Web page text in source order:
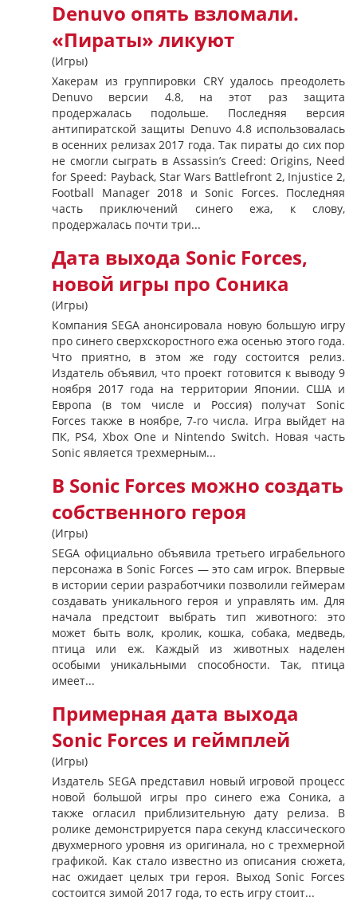
Denuvo опять взломали.
«Пираты» ликуют
(Игры)
Хакерам из группировки CRY удалось преодолеть
Denuvo версии 4.8, на этот раз защита
продержалась подольше. Последняя версия
антипиратской защиты Denuvo 4.8 использовалась
в осенних релизах 2017 года. Так пираты до сих пор
не смогли сыграть в Assassin’s Creed: Origins, Need
for Speed: Payback, Star Wars Battlefront 2, Injustice 2,
Football Manager 2018 и Sonic Forces. Последняя
часть приключений синего ежа, к слову,
продержалась почти три...
Дата выхода Sonic Forces,
новой игры про Соника
(Игры)
Компания SEGA анонсировала новую большую игру
про синего сверхскоростного ежа осенью этого года.
Что приятно, в этом же году состоится релиз.
Издатель объявил, что проект готовится к выводу 9
ноября 2017 года на территории Японии. США и
Европа (в том числе и Россия) получат Sonic
Forces также в ноябре, 7-го числа. Игра выйдет на
ПК, PS4, Xbox One и Nintendo Switch. Новая часть
Sonic является трехмерным...
В Sonic Forces можно создать
собственного героя
(Игры)
SEGA официально объявила третьего играбельного
персонажа в Sonic Forces — это сам игрок. Впервые
в истории серии разработчики позволили геймерам
создавать уникального героя и управлять им. Для
начала предстоит выбрать тип животного: это
может быть волк, кролик, кошка, собака, медведь,
птица или еж. Каждый из животных наделен
особыми уникальными способности. Так, птица
имеет...
Примерная дата выхода
Sonic Forces и геймплей
(Игры)
Издатель SEGA представил новый игровой процесс
новой большой игры про синего ежа Соника, а
также огласил приблизительную дату релиза. В
ролике демонстрируется пара секунд классического
двухмерного уровня из оригинала, но с трехмерной
графикой. Как стало известно из описания сюжета,
нас ожидает целых три героя. Выход Sonic Forces
состоится зимой 2017 года, то есть игру стоит...